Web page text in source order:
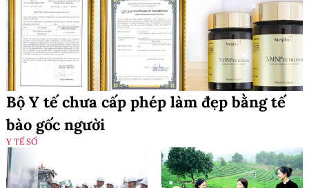
Bộ Y tế chưa cấp phép làm đẹp bằng tế
bào gốc người
Y TẾ SỐ